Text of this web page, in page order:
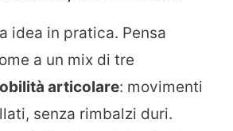
idea in pratica. Pensa
a un mix di tre
articolare: movimenti
senza rimbalzi duri.